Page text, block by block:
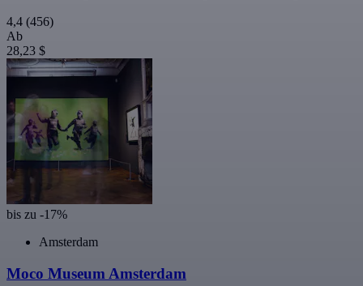
4,4 (456)
Ab
28,23 $
bis zu -17%
Amsterdam
Moco Museum Amsterdam